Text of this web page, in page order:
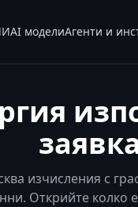
AI моделиАгенти и
изчисления с
Открийте колко